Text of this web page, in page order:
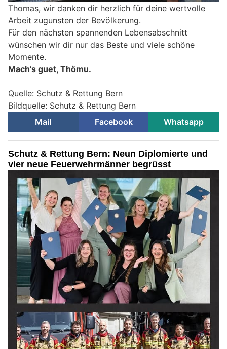
Thomas, wir danken dir herzlich für deine wertvolle
Arbeit zugunsten der Bevölkerung.
Für den nächsten spannenden Lebensabschnitt
wünschen wir dir nur das Beste und viele schöne
Momente.
Mach’s guet, Thömu.
Quelle: Schutz & Rettung Bern
Bildquelle: Schutz & Rettung Bern
Mail
Facebook Whatsapp
Schutz & Rettung Bern: Neun Diplomierte und
vier neue Feuerwehrmänner begrüsst